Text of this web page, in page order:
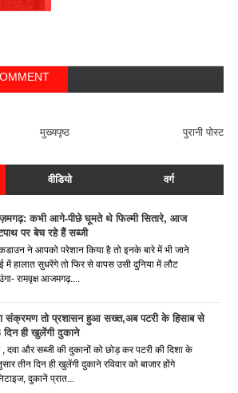
पुरानी पोस्ट
मुख्यपृष्ठ
वीडियो वर्ग
कभी आगे-पीछे घूमते थे फिल्मी सितारे, आज
पर बेच रहे हैं सब्जी
ने आपको परेशान किया है तो इनके बारे में भी जाने
में हालात सुधरेंगे तो फिर से वापस उसी दुनिया में लौट
रामवृक्ष आजमगढ़....
संक्रमण तो प्रशासन हुआ सख्त,अब पटरी के हिसाब से
दिन ही खुलेंगी दुकाने
दवा और सब्जी की दुकानों को छोड़ कर पटरी की दिशा के
तीन दिन ही खुलेंगी दुकाने रविवार को बाजार होंगे
दुकानें प्रात...